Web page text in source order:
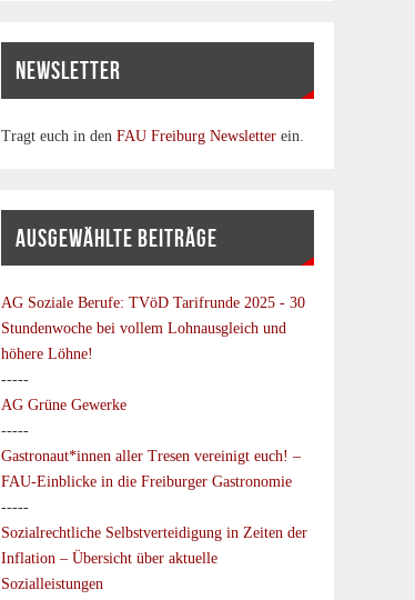
NEWSLETTER
Tragt euch in denFAU Freiburg Newsletter ein.
AUSGEWÄHLTE BEITRÄGE
AG Soziale Berufe:TVöD Tarifrunde 2025 - 30
Stundenwoche bei vollem Lohnausgleich und
höhere Löhne!
-----
AG Grüne Gewerke
-----
Gastronaut*innen aller Tresen vereinigt euch! –
FAU-Einblicke in die Freiburger Gastronomie
-----
Sozialrechtliche Selbstverteidigung in Zeiten der
Inflation – Übersicht über aktuelle
Sozialleistungen